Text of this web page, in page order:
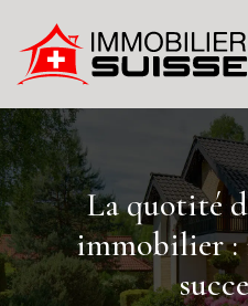
La quotité
immobilier :